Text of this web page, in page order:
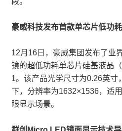
豪威科技发布首款单芯片低功
12月16日，豪威集团发布了业
镜的超低功耗单芯片硅基液晶
1。该产品光学尺寸为0.26英寸
下，分辨率为1632×1536，适
眼显示场景。